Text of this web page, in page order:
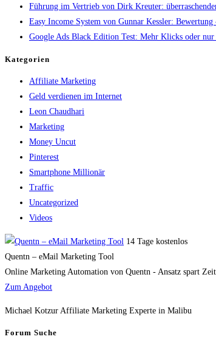
Führung im Vertrieb von Dirk Kreuter:
Easy Income System von Gunnar Kessler:
Google Ads Black Edition Test: Mehr Klicks oder
Kategorien
Affiliate Marketing
Geld verdienen im Internet
Leon Chaudhari
Marketing
Money Uncut
Pinterest
Smartphone Millionär
Traffic
Uncategorized
Videos
14 Tage kostenlos
Quentn – eMail Marketing Tool
Online Marketing Automation von Quentn - Ansatz spart
Zum Angebot
Michael Kotzur Affiliate Marketing Experte in Malibu
Forum Suche